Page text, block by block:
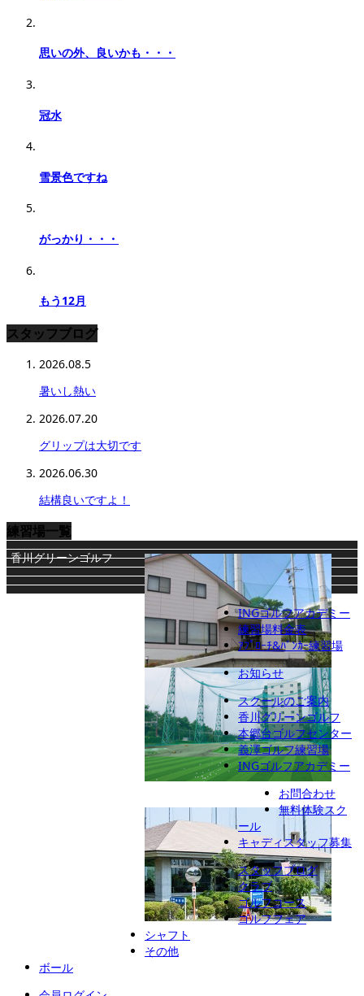
思いの外、良いかも・・・
冠水
雪景色ですね
がっかり・・・
もう12月
スタッフブログ
2026.08.5
暑いし熱い
2026.07.20
グリップは大切です
2026.06.30
結構良いですよ！
練習場一覧
香川グリーンゴルフ
INGゴルフアカデミー
練習場料金表
ｱﾌﾟﾛｰﾁ&ﾊﾞﾝｶｰ練習場
お知らせ
スクールのご案内
香川グリーンゴルフ
本郷台ゴルフセンター
義澤ゴルフ練習場
INGゴルフアカデミー
お問合わせ
無料体験スク
ール
キャディスタッフ募集
スタッフブログ
クラブ
ゴルフコース
ゴルフフェア
シャフト
その他
ボール